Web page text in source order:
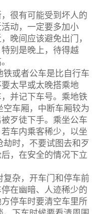
很有可能受到坏人的
动，一定要多加小
晚间应该避免出门，
别是晚上，待得越
或者公车是比自行车
太早或太晚搭乘地
并记下车号。乘地铁
车厢，中断车厢较为
歹徒下手。乘坐公车
车内乘客稀少，以坐
时，不要试图去和歹
，在安全的情况下立
复杂，开车门和停车前
在幽暗、人迹稀少的
停车时要清空车里所